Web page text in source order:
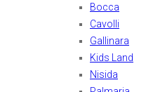
Bocca
Cavolli
Gallinara
Kids Land
Nisida